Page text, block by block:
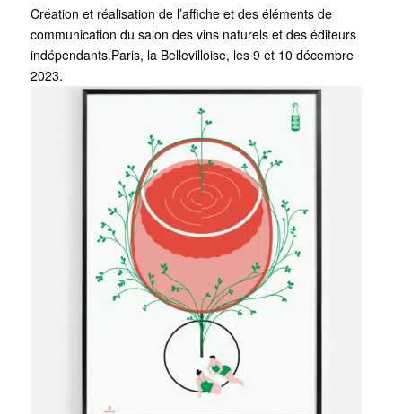
Création et réalisation de l’affiche et des éléments de
communication du salon des vins naturels et des éditeurs
indépendants.Paris, la Bellevilloise, les 9 et 10 décembre
2023.